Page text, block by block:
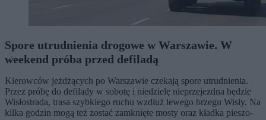
Spore utrudnienia drogowe w Warszawie. W
weekend próba przed defiladą
Kierowców jeżdżących po Warszawie czekają spore utrudnienia.
Przez próbę do defilady w sobotę i niedzielę nieprzejezdna będzie
Wisłostrada, trasa szybkiego ruchu wzdłuż lewego brzegu Wisły. Na
kilka godzin mogą też zostać zamknięte mosty oraz kładka pieszo-